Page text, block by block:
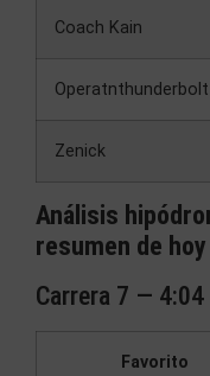
Coach Kain
Operatnthunderbolt
Zenick
Análisis
resumen de
Carrera 7 —
Favorito